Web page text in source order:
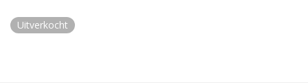
Uitverkocht